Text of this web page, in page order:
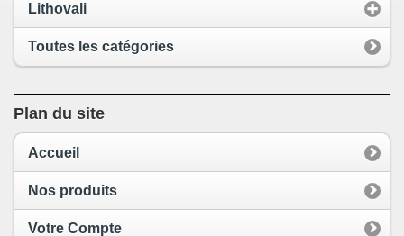
Lithovali
Toutes les catégories
Plan du site
Accueil
Nos produits
Votre Compte